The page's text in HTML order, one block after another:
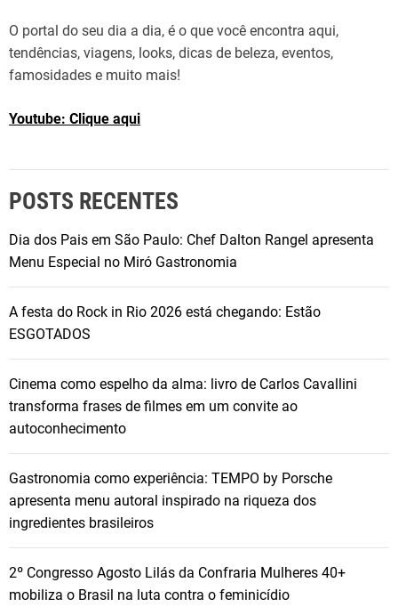
O portal do seu dia a dia, é o que você encontra aqui,
tendências, viagens, looks, dicas de beleza, eventos,
famosidades e muito mais!
Youtube: Clique aqui
POSTS RECENTES
Dia dos Pais em São Paulo: Chef Dalton Rangel apresenta
Menu Especial no Miró Gastronomia
A festa do Rock in Rio 2026 está chegando: Estão
ESGOTADOS
Cinema como espelho da alma: livro de Carlos Cavallini
transforma frases de filmes em um convite ao
autoconhecimento
Gastronomia como experiência: TEMPO by Porsche
apresenta menu autoral inspirado na riqueza dos
ingredientes brasileiros
2º Congresso Agosto Lilás da Confraria Mulheres 40+
mobiliza o Brasil na luta contra o feminicídio